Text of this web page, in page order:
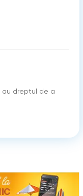
au dreptul de a